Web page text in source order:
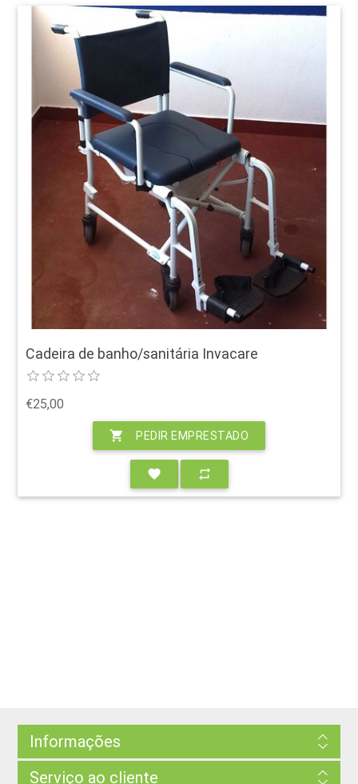
Cadeira de banho/sanitária Invacare
€25,00
shopping_cart PEDIR EMPRESTADO
favorite repeat
Informações
Serviço ao cliente